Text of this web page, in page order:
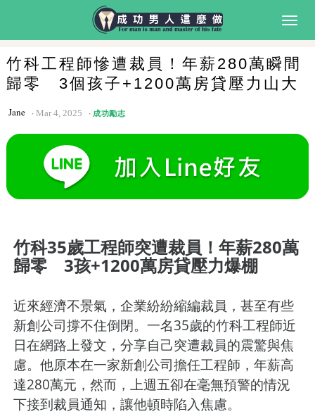
竹科工程師慘遭裁員！年薪280萬瞬間
歸零 3個孩子+1200萬房貸壓力山大
Jane Mar 4, 2025 成功勵志
竹科35歲工程師突遭裁員！年薪280萬
歸零 3孩+1200萬房貸壓力爆棚
近來經濟不景氣，企業紛紛縮編裁員，甚至有些
新創公司撐不住倒閉。一名35歲的竹科工程師近
日在網路上發文，分享自己突遭裁員的震驚與焦
慮。他原本在一家新創公司擔任工程師，年薪高
達280萬元，然而，上週五卻在毫無預警的情況
下接到裁員通知，讓他頓時陷入焦慮。